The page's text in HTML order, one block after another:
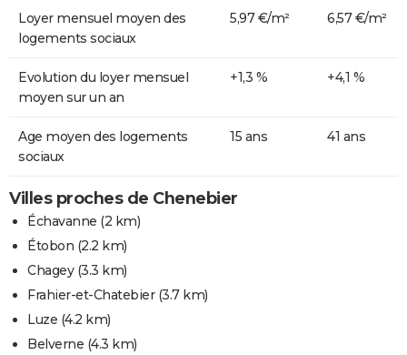
Loyer mensuel moyen des
logements sociaux
5,97 €/m² 6,57 €/m²
Evolution du loyer mensuel
moyen sur un an
+1,3 % +4,1 %
Age moyen des logements
sociaux
15 ans 41 ans
Villes proches de Chenebier
Échavanne (2 km)
Étobon (2.2 km)
Chagey(3.3 km)
Frahier-et-Chatebier(3.7 km)
Luze (4.2 km)
Belverne (4.3 km)